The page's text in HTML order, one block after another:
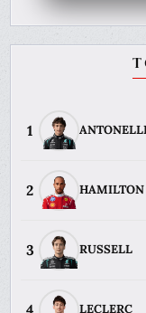
1
2 HAMILTON
3 RUSSELL
LECLERC